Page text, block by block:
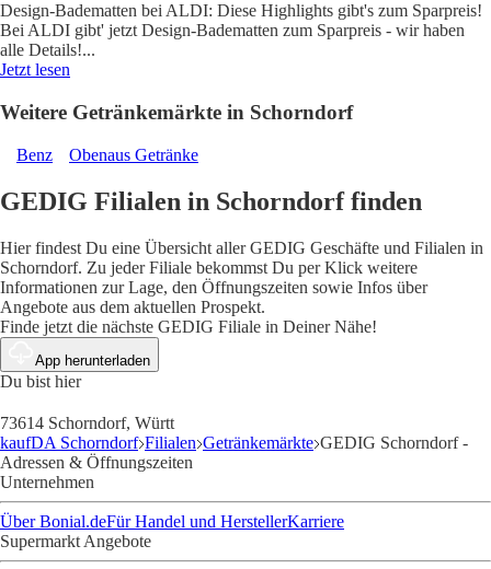
Design-Badematten bei ALDI: Diese Highlights gibt's zum Sparpreis!
Bei ALDI gibt' jetzt Design-Badematten zum Sparpreis - wir haben
alle Details!...
Jetzt lesen
Weitere Getränkemärkte in Schorndorf
Benz Obenaus Getränke
GEDIG Filialen in Schorndorf finden
Hier findest Du eine Übersicht aller GEDIG Geschäfte und Filialen in
Schorndorf. Zu jeder Filiale bekommst Du per Klick weitere
Informationen zur Lage, den Öffnungszeiten sowie Infos über
Angebote aus dem aktuellen Prospekt.
Finde jetzt die nächste GEDIG Filiale in Deiner Nähe!
App herunterladen
Du bist hier
73614 Schorndorf, Württ
kaufDA Schorndorf Filialen Getränkemärkte GEDIG Schorndorf -
Adressen & Öffnungszeiten
Unternehmen
Über Bonial.deFür Handel und HerstellerKarriere
Supermarkt Angebote